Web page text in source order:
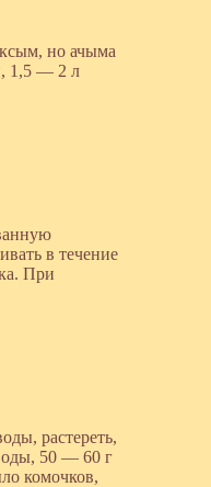
но ачыма
1,5 — 2 л
в течение
При
растереть,
50 — 60 г
комочков,